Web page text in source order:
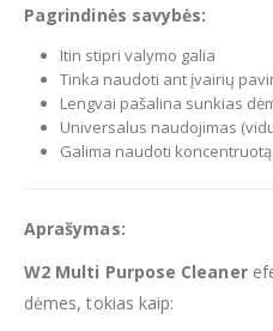
Pagrindinės savybės:
Itin stipri valymo galia
Tinka naudoti ant įvairių
Lengvai pašalina sunkias
Universalus naudojimas
Galima naudoti
Aprašymas:
W2 Multi Purpose Cleaner
dėmes, tokias kaip: